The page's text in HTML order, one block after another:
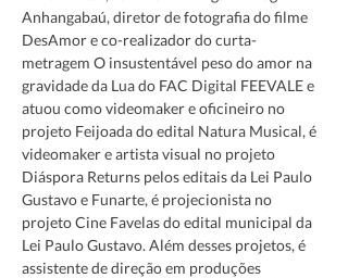
Anhangabaú, diretor de fotografia do filme
DesAmor e co-realizador do curta-
metragem O insustentável peso do amor na
gravidade da Lua do FAC Digital FEEVALE e
atuou como videomaker e oficineiro no
projeto Feijoada do edital Natura Musical, é
videomaker e artista visual no projeto
Diáspora Returns pelos editais da Lei Paulo
Gustavo e Funarte, é projecionista no
projeto Cine Favelas do edital municipal da
Lei Paulo Gustavo. Além desses projetos, é
assistente de direção em produções